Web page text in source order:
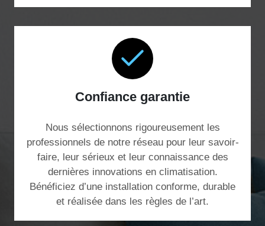
Confiance garantie
Nous sélectionnons rigoureusement les
professionnels de notre réseau pour leur savoir-
faire, leur sérieux et leur connaissance des
dernières innovations en climatisation.
Bénéficiez d’une installation conforme, durable
et réalisée dans les règles de l’art.